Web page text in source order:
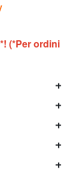
(*Per ordini